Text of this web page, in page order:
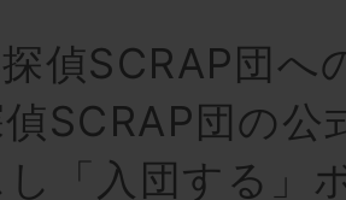
偵SCRAP団へ
SCRAP団の公
し「入団する」